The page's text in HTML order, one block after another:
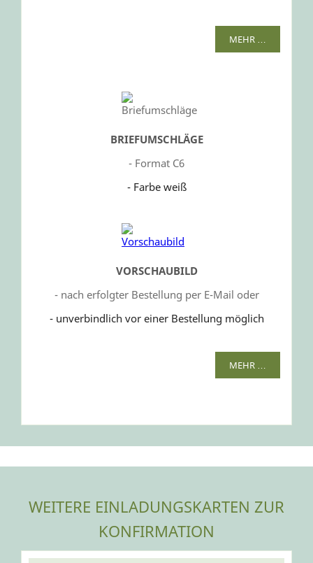
MEHR …
BRIEFUMSCHLÄGE
- Format C6
- Farbe weiß
VORSCHAUBILD
- nach erfolgter Bestellung per E-Mail oder
- unverbindlich vor einer Bestellung möglich
MEHR …
WEITERE EINLADUNGSKARTEN ZUR
KONFIRMATION